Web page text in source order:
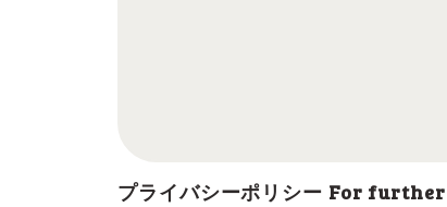
プライバシーポリシー For